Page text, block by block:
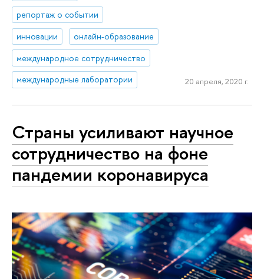
репортаж о событии
инновации
онлайн-образование
международное сотрудничество
международные лаборатории
20 апреля, 2020 г.
Страны усиливают научное
сотрудничество на фоне
пандемии коронавируса